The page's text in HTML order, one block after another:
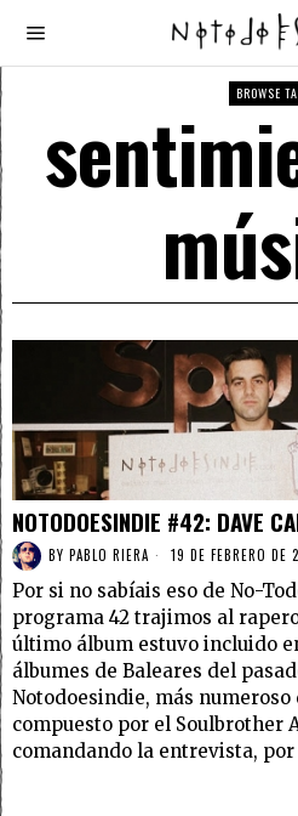
BROWSE
NOTODOESINDIE #42: DAVE
BY PABLO RIERA 19 DE FEBRERO DE
Por si no sabíais eso de No-
programa 42 trajimos al
último álbum estuvo incluido
álbumes de Baleares del
Notodoesindie, más numeroso
compuesto por el Soulbrother
comandando la entrevista, por